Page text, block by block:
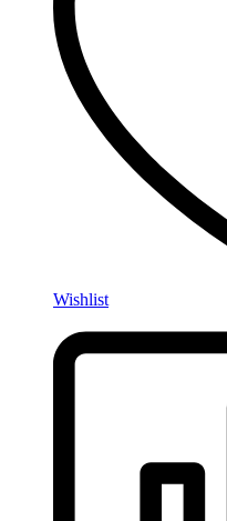
Wishlist